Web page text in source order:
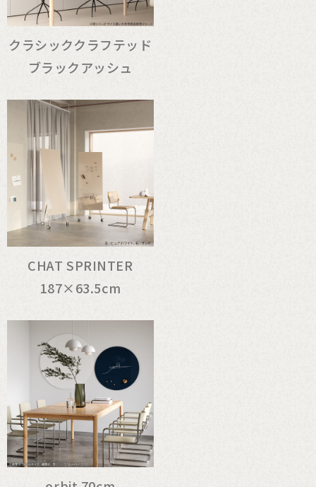
クラシッククラフテッド
ブラックアッシュ
CHAT SPRINTER
187×63.5cm